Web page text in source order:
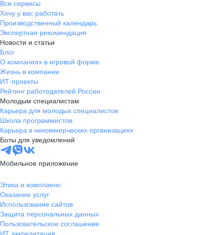
Все сервисы
Хочу у вас работать
Производственный календарь
Экспертная рекомендация
Новости и статьи
Блог
О компаниях в игровой форме
Жизнь в компании
ИТ-проекты
Рейтинг работодателей России
Молодым специалистам
Карьера для молодых специалистов
Школа программистов
Карьера в некоммерческих организациях
Боты для уведомлений
Мобильное приложение
Этика и комплаенс
Оказание услуг
Использование сайтов
Защита персональных данных
Пользовательское соглашение